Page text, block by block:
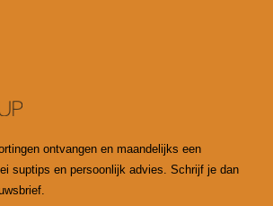
ontvangen en maandelijks een
suptips en persoonlijk advies. Schrijf je dan